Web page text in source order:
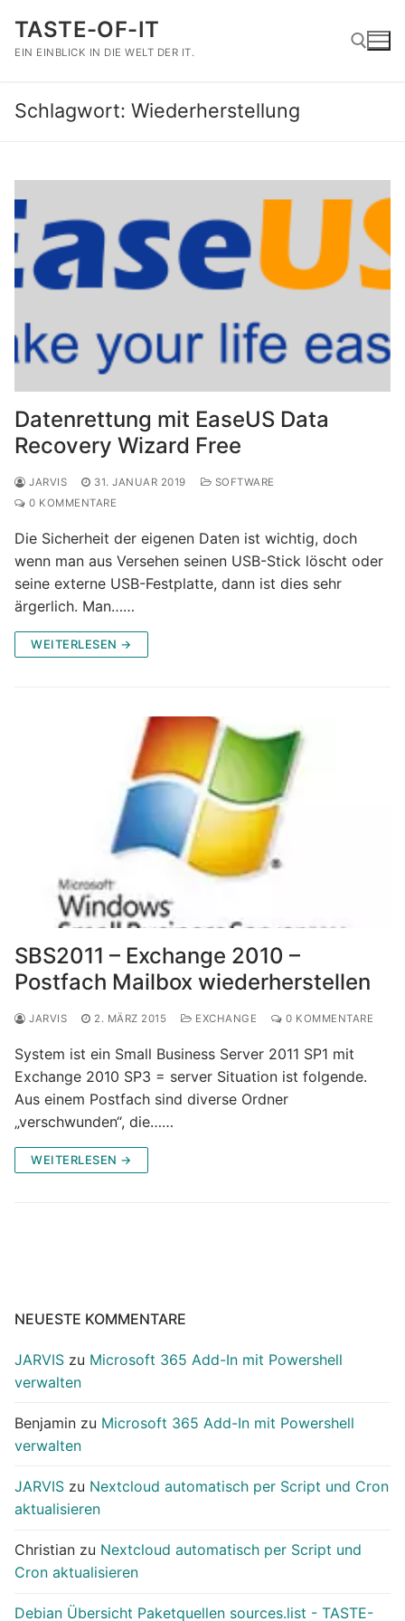
Inhalt
springen
TASTE-OF-IT
EIN EINBLICK IN DIE WELT DER IT.
Suchen nach:
Schlagwort: Wiederherstellung
Datenrettung mit EaseUS Data
Recovery Wizard Free
JARVIS 31. JANUAR 2019
SOFTWARE
0 KOMMENTARE
Die Sicherheit der eigenen Daten ist wichtig, doch
wenn man aus Versehen seinen USB-Stick löscht oder
seine externe USB-Festplatte, dann ist dies sehr
ärgerlich. Man……
WEITERLESEN →
SBS2011 – Exchange 2010 –
Postfach Mailbox wiederherstellen
JARVIS 2. MÄRZ 2015 EXCHANGE 0 KOMMENTARE
System ist ein Small Business Server 2011 SP1 mit
Exchange 2010 SP3 = server Situation ist folgende.
Aus einem Postfach sind diverse Ordner
„verschwunden“, die……
WEITERLESEN →
NEUESTE KOMMENTARE
JARVIS zu Microsoft 365 Add-In mit Powershell
verwalten
Benjamin zu Microsoft 365 Add-In mit Powershell
verwalten
JARVIS zu Nextcloud automatisch per Script und Cron
aktualisieren
Christian zu Nextcloud automatisch per Script und
Cron aktualisieren
Debian Übersicht Paketquellen sources.list - TASTE-